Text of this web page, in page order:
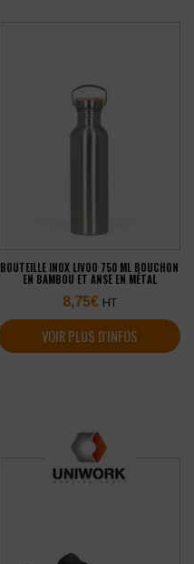
BOUTEILLE INOX LIVOO 750 ML BOUCHON
EN BAMBOU ET ANSE EN MÉTAL
8,75€ HT
VOIR PLUS D'INFOS